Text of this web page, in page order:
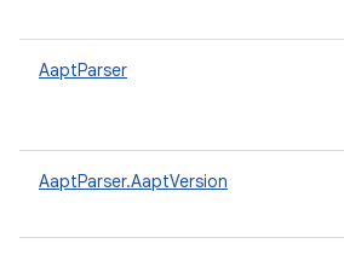
AaptParser
AaptParser.AaptVersion